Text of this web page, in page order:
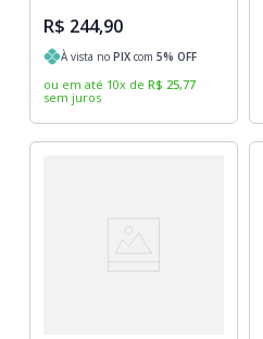
R$ 244,90
À vista noPIX com5% OFF
ou em até 10x de R$ 25,77
sem juros